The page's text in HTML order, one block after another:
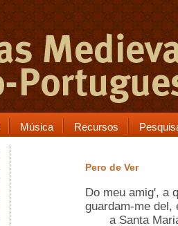
Música Recursos
Pero de Ver
Do meu amig', a
guardam-me del,
a Santa